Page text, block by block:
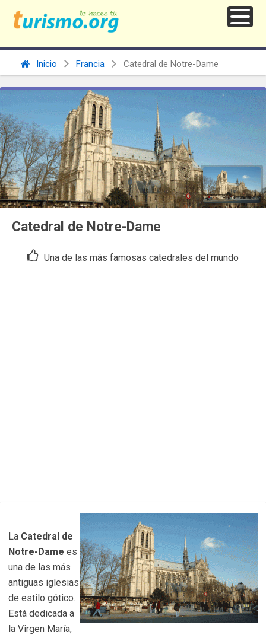
Inicio Francia Catedral de Notre-Dame
Catedral de Notre-Dame
Una de las más famosas catedrales del mundo
La Catedral de
Notre-Dame es
una de las más
antiguas iglesias
de estilo gótico.
Está dedicada a
la Virgen María,